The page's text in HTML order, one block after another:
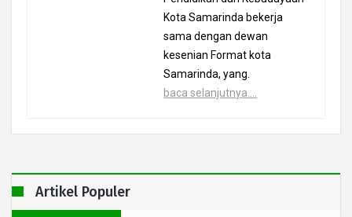
Kota Samarinda bekerja
sama dengan dewan
kesenian Format kota
Samarinda, yang.
baca selanjutnya....
Artikel Populer